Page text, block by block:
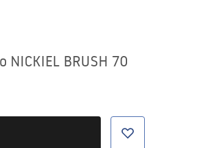
BRUSH 70